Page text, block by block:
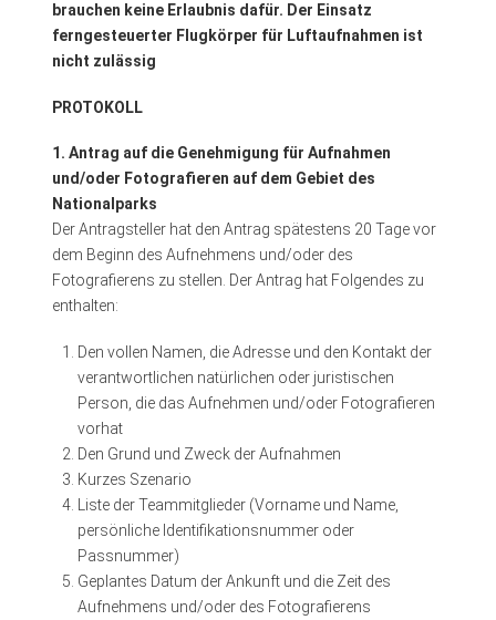
brauchen keine Erlaubnis dafür. Der Einsatz
ferngesteuerter Flugkörper für Luftaufnahmen ist
nicht zulässig
PROTOKOLL
1. Antrag auf die Genehmigung für Aufnahmen
und/oder Fotografieren auf dem Gebiet des
Nationalparks
Der Antragsteller hat den Antrag spätestens 20 Tage vor
dem Beginn des Aufnehmens und/oder des
Fotografierens zu stellen. Der Antrag hat Folgendes zu
enthalten:
Den vollen Namen, die Adresse und den Kontakt der
verantwortlichen natürlichen oder juristischen
Person, die das Aufnehmen und/oder Fotografieren
vorhat
Den Grund und Zweck der Aufnahmen
Kurzes Szenario
Liste der Teammitglieder (Vorname und Name,
persönliche Identifikationsnummer oder
Passnummer)
Geplantes Datum der Ankunft und die Zeit des
Aufnehmens und/oder des Fotografierens